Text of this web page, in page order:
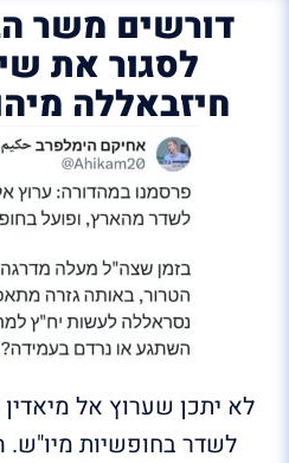
דורשים משר
לסגור את
חיזבאללה
לא יתכן שערוץ אל
לשדר בחופשיות מיו"ש.